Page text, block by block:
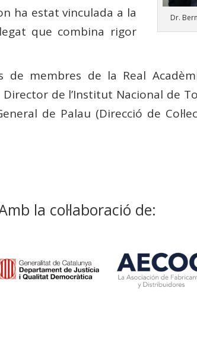
Dr.
ha estat vinculada a la
que combina rigor
de membres de la Real
de l’Institut Nacional de
de Palau (Direcció de
la col·laboració de: